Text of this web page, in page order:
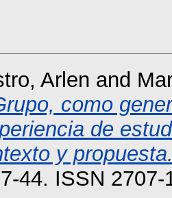
Arlen and
como
de
y
44. ISSN 2707-